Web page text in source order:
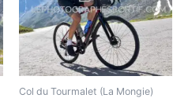
Col du Tourmalet (La Mongie)